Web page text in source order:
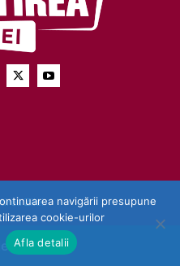
Zilei
version
navigării presupune
cookie-urilor
Afla detalii